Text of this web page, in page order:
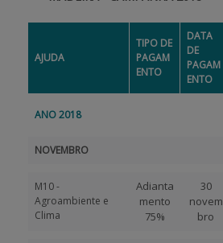
AJUDA
TIPO DE
PAGAM
ENTO
DATA
DE
PAGAM
ENTO
ANO 2018
NOVEMBRO
M10 -
Agroambiente e
Clima
Adianta
mento
75%
30
novem
bro